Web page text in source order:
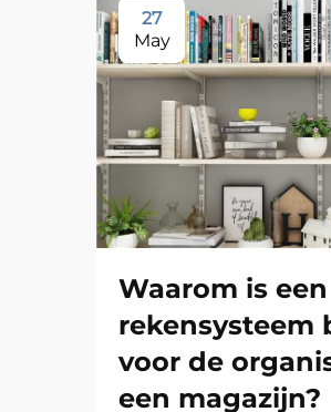
27
May
Waarom is een
rekensysteem
voor de
een magazijn?